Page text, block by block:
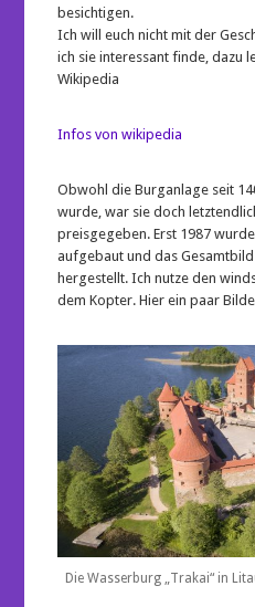
besichtigen.
Ich will euch nicht mit der
ich sie interessant finde, dazu
Wikipedia
Infos von wikipedia
Obwohl die Burganlage seit
wurde, war sie doch
preisgegeben. Erst 1987
aufgebaut und das
hergestellt. Ich nutze den
dem Kopter. Hier ein paar
Die Wasserburg „Trakai“ in